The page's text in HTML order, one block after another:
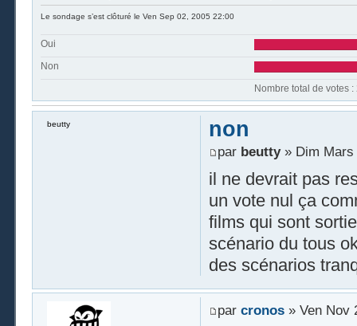
Le sondage s’est clôturé le Ven Sep 02, 2005 22:00
Oui
Non
non
par beutty» Dim Mars
il ne devrait pas
un vote nul ça
films qui sont
scénario du tous
des scénarios
beutty
par cronos» Ven Nov